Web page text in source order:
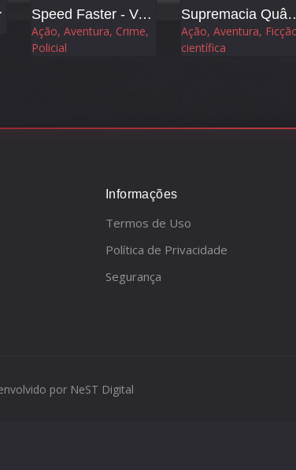
Speed Faster - Velocidade sem Limites
Ação, Aventura, Crime,
Policial
Ação, Aventura,
científica
Informações
Termos de Uso
Política de Privacidade
Segurança
por NeST Digital